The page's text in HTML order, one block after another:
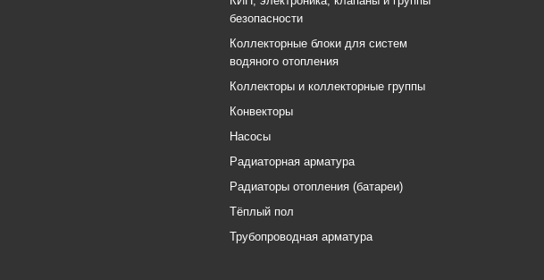
безопасности
Коллекторные блоки для систем
водяного отопления
Коллекторы и коллекторные группы
Конвекторы
Насосы
Радиаторная арматура
Радиаторы отопления (батареи)
Тёплый пол
Трубопроводная арматура